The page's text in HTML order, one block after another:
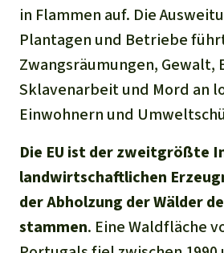
in Flammen auf. Die
Plantagen und Betriebe
Zwangsräumungen, Gewalt,
Sklavenarbeit und Mord an
Einwohnern und
Die EU ist der zweitgrößte
landwirtschaftlichen
der Abholzung der Wälder
stammen. Eine Waldfläche